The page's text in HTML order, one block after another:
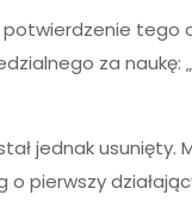
potwierdzenie
za
jednak usunięty.
o pierwszy